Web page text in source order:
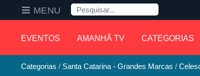
EVENTOS AMANHÃ TV CATEGORIAS
MENU Pesquisa
Categorias Santa Catarina - Grandes Marcas